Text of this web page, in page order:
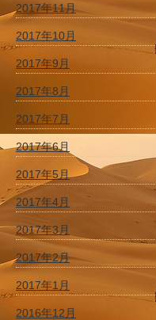
2017年11月
2017年10月
2017年9月
2017年8月
2017年7月
2017年6月
2017年5月
2017年4月
2017年3月
2017年2月
2017年1月
2016年12月